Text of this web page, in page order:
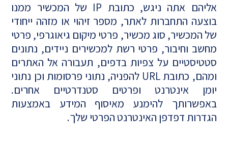
אליהם אתה ניגש, כתובת IP של המכשיר ממנו
בוצעה התחברות לאתר, מספר זיהוי או מזהה ייחודי
של המכשיר, סוג מכשיר, פרטי מיקום גיאוגרפי, פרטי
מחשב וחיבור, פרטי רשת למכשירים ניידים, נתונים
סטטיסטיים על צפיות בדפים, תעבורה אל האתרים
ומהם, כתובת URL להפניה, נתוני פרסומות וכן נתוני
יומן אינטרנט ופרטים סטנדרטיים אחרים.
באפשרותך להימנע מאיסוף המידע באמצעות
הגדרות דפדפן האינטרנט הפרטי שלך.